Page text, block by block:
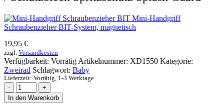
Mini-Handgriff
Schraubenzieher BIT-System, magnetisch
19,95 €
zzgl. Versandkosten
Verfügbarkeit: Vorrätig Artikelnummer: XD1550 Kategorie:
Zweirad Schlagwort: Baby
Lieferzeit: Vorrätig, 1-3 Werktage
-
+
In den Warenkorb